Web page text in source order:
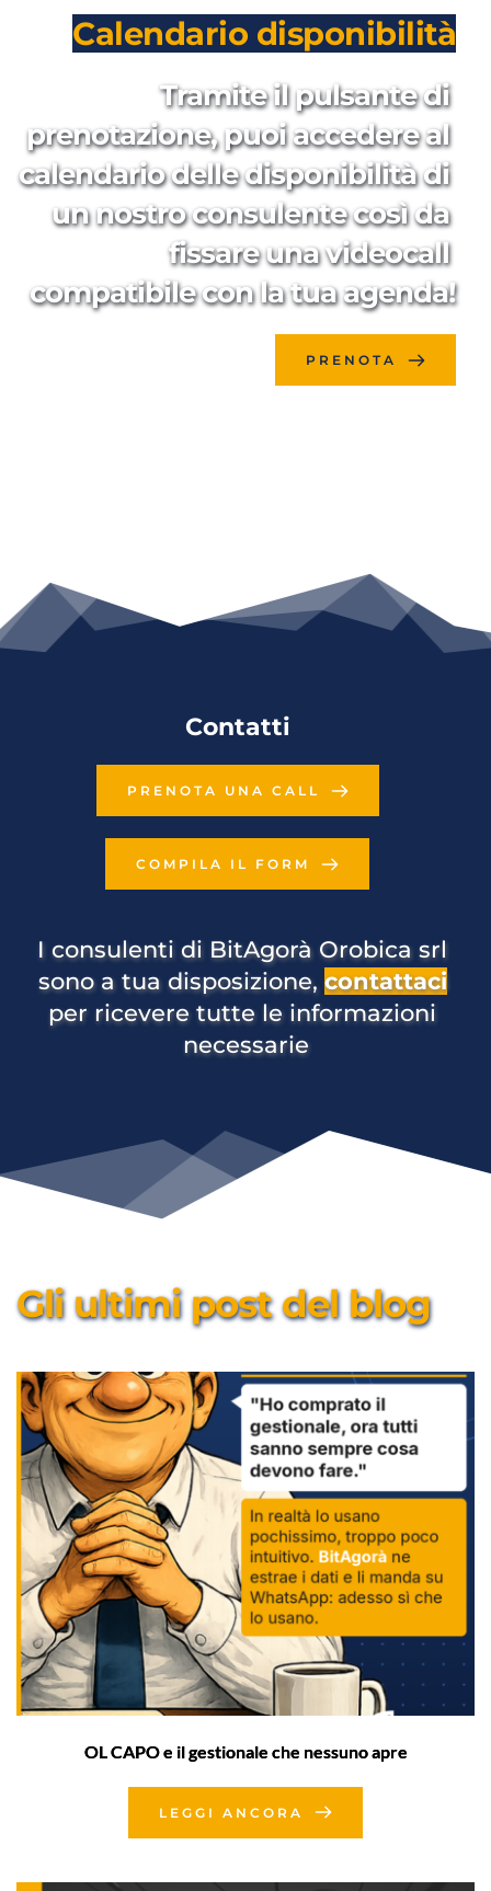
Calendario disponibilità
Tramite il pulsante di
prenotazione, puoi accedere al
calendario delle disponibilità di
un nostro consulente così da
fissare una videocall
compatibile con la tua agenda!
PRENOTA
Contatti
PRENOTA UNA CALL
COMPILA IL FORM
I consulenti di BitAgorà Orobica srl
sono a tua disposizione, contattaci
per ricevere tutte le informazioni
necessarie
Gli ultimi post del blog
OL CAPO e il gestionale che nessuno apre
LEGGI ANCORA